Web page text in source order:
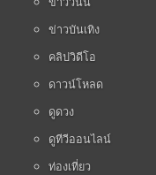
ข่าวบันเทิง
คลิปวิดีโอ
ดาวน์โหลด
ดูดวง
ดูทีวีออนไลน์
ท่องเที่ยว